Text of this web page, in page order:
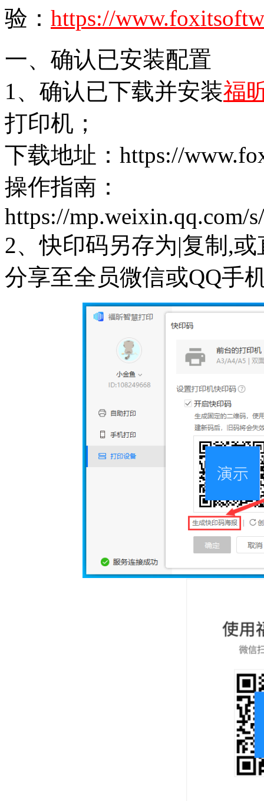
验： https://
一、确认已安装配置
1、确认已下载并安装福
打印机；
下载地址：https://
操作指南：
https://
2、快印码另存为|复制,
分享至全员微信或QQ手